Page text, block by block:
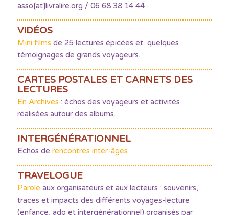
asso[at]livralire.org / 06 68 38 14 44
VIDÉOS
Mini films de 25 lectures épicées et quelques
témoignages de grands voyageurs.
CARTES POSTALES ET CARNETS DES
LECTURES
En Archives : échos des voyageurs et activités
réalisées autour des albums.
INTERGÉNÉRATIONNEL
Echos de rencontres inter-âges
TRAVELOGUE
Parole aux organisateurs et aux lecteurs : souvenirs,
traces et impacts des différents voyages-lecture
(enfance, ado et intergénérationnel) organisés par